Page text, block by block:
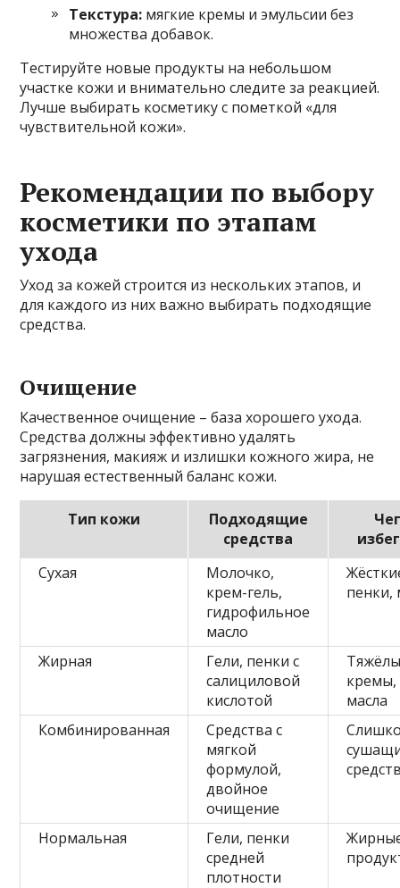
Текстура: мягкие кремы и эмульсии без
множества добавок.
Тестируйте новые продукты на небольшом
участке кожи и внимательно следите за реакцией.
Лучше выбирать косметику с пометкой «для
чувствительной кожи».
Рекомендации по выбору
косметики по этапам
ухода
Уход за кожей строится из нескольких этапов, и
для каждого из них важно выбирать подходящие
средства.
Очищение
Качественное очищение – база хорошего ухода.
Средства должны эффективно удалять
загрязнения, макияж и излишки кожного жира, не
нарушая естественный баланс кожи.
Тип кожи
Подходящие
средства
Сухая
Молочко,
крем-гель,
гидрофильное
масло
пенки,
Жирная
Гели, пенки с
салициловой
кислотой
кремы,
масла
Комбинированная
Средства с
мягкой
формулой,
двойное
очищение
Нормальная
Гели, пенки
средней
плотности